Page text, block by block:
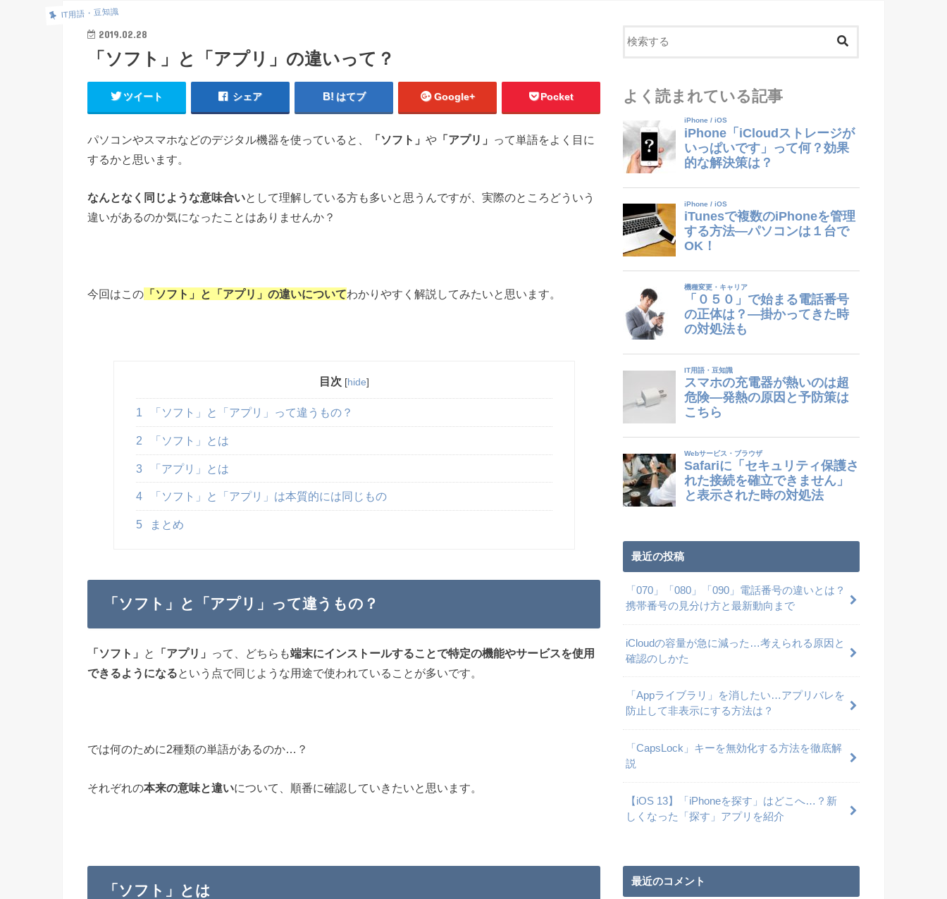
IT用語・豆知識
2019.02.28
「ソフト」と「アプリ」の違いって？
ツイート シェア はてブ Google+ Pocket
パソコンやスマホなどのデジタル機器を使っていると、 「ソフト」 や 「アプリ」
って単語をよく目に
するかと思います。
なんとなく同じような意味合いとして理解している方も多いと思うんですが、実際のところどういう
違いがあるのか気になったことはありませんか？
今回はこの 「ソフト」と「アプリ」の違いについてわかりやすく解説してみたいと思います。
目次 [hide]
1 「ソフト」と「アプリ」って違うもの？
2 「ソフト」とは
3 「アプリ」とは
4 「ソフト」と「アプリ」は本質的には同じもの
5 まとめ
「ソフト」と「アプリ」って違うもの？
「ソフト」 と 「アプリ」 って、どちらも端末にインストールすることで特定の機能やサービスを使用
できるようになる という点で同じような用途で使われていることが多いです。
では何のために2種類の単語があるのか…？
それぞれの本来の意味と違いについて、順番に確認していきたいと思います。
「ソフト」とは
よく読まれている記事
最近の投稿
「070」「080」「090」電話番号の違いとは？
携帯番号の見分け方と最新動向まで
iCloudの容量が急に減った…考えられる原因と
確認のしかた
「Appライブラリ」を消したい…アプリバレを
防止して非表示にする方法は？
「CapsLock」キーを無効化する方法を徹底解
説
【iOS 13】「iPhoneを探す」はどこへ…？新
しくなった「探す」アプリを紹介
最近のコメント